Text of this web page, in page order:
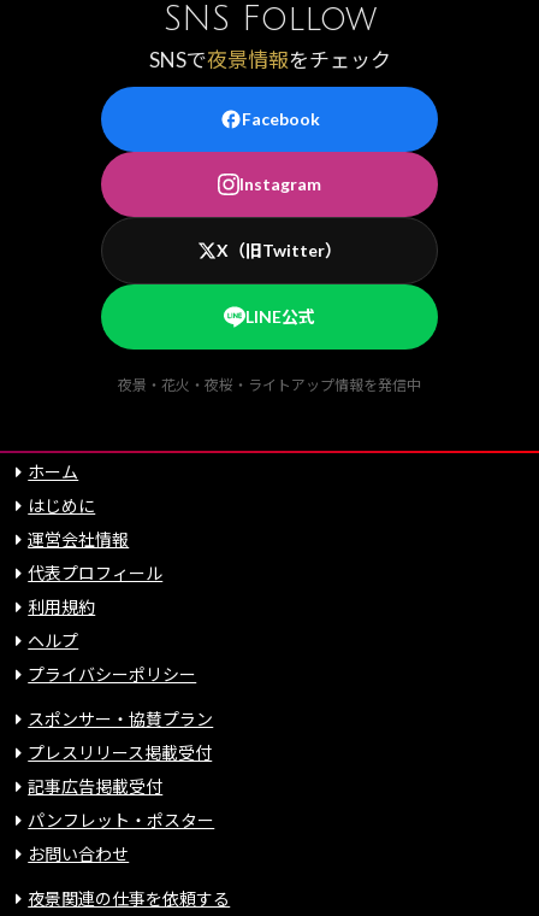
SNS Follow
SNSで夜景情報をチェック
Facebook
Instagram
X（旧Twitter）
LINE公式
夜景・花火・夜桜・ライトアップ情報を発信中
ホーム
はじめに
運営会社情報
代表プロフィール
利用規約
ヘルプ
プライバシーポリシー
スポンサー・協賛プラン
プレスリリース掲載受付
記事広告掲載受付
パンフレット・ポスター
お問い合わせ
夜景関連の仕事を依頼する